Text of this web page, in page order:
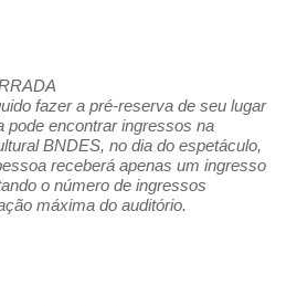
fazer a pré-reserva de seu lugar
pode encontrar ingressos na
BNDES, no dia do espetáculo,
receberá apenas um ingresso
o número de ingressos
máxima do auditório.